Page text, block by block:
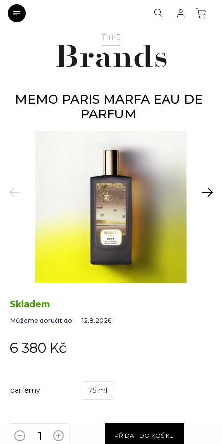
MEMO PARIS MARFA EAU DE
PARFUM
Previous Next
parfémy 75 ml
6 380 Kč
Skladem
Můžeme doručit do: 12.8.2026
PŘIDAT DO KOŠÍKU